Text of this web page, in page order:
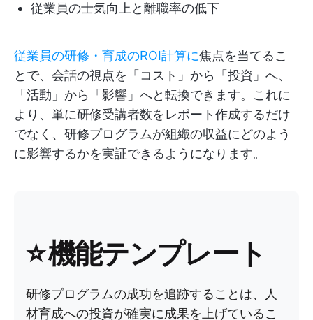
従業員の士気向上と離職率の低下
従業員の研修・育成のROI計算に焦点を当てるこ
とで、会話の視点を「コスト」から「投資」へ、
「活動」から「影響」へと転換できます。これに
より、単に研修受講者数をレポート作成するだけ
でなく、研修プログラムが組織の収益にどのよう
に影響するかを実証できるようになります。
⭐機能テンプレート
研修プログラムの成功を追跡することは、人
材育成への投資が確実に成果を上げているこ